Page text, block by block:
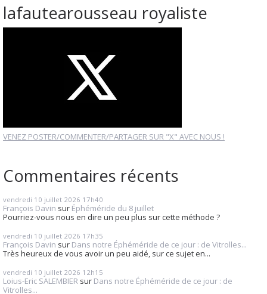
lafautearousseau royaliste
VENEZ POSTER/COMMENTER/PARTAGER SUR "X" AVEC NOUS !
Commentaires récents
vendredi 10 juillet 2026 17h40
François Davin sur Éphéméride du 8 juillet
Pourriez-vous nous en dire un peu plus sur cette méthode ?
vendredi 10 juillet 2026 17h35
François Davin sur Dans notre Éphéméride de ce jour : de Vitrolles...
Très heureux de vous avoir un peu aidé, sur ce sujet en...
vendredi 10 juillet 2026 12h15
Loius-Eric SALEMBIER sur Dans notre Éphéméride de ce jour : de
Vitrolles...